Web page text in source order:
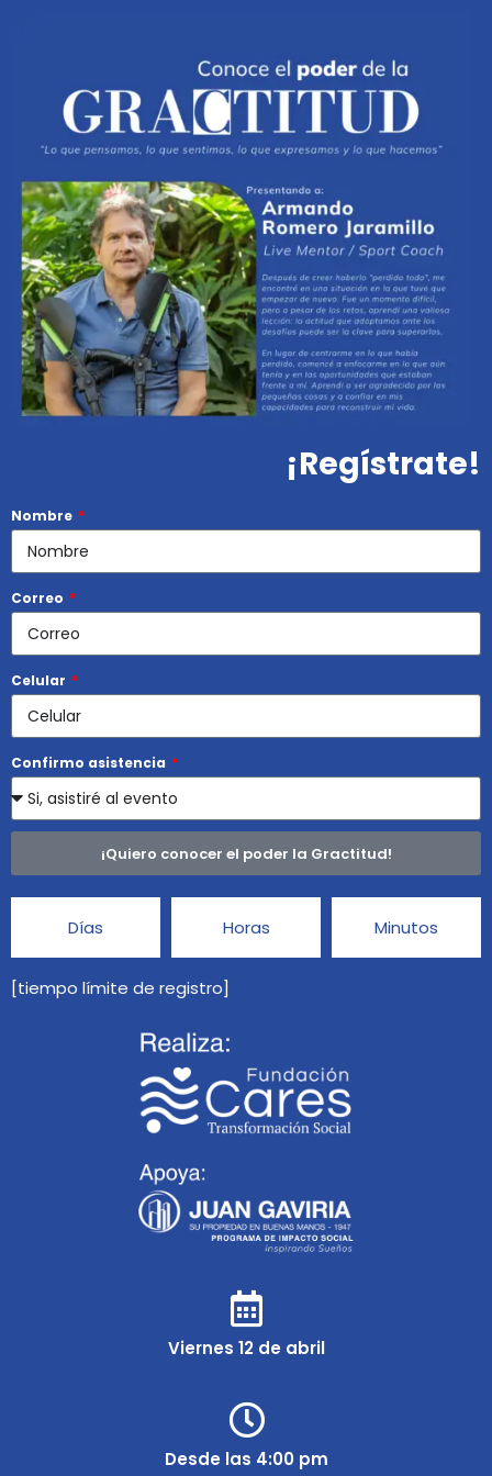
¡Regístrate!
Nombre
Correo
Celular
Confirmo asistencia
¡Quiero conocer el poder la Gractitud!
Días Horas Minutos
[tiempo límite de registro]
Viernes 12 de abril
Desde las 4:00 pm